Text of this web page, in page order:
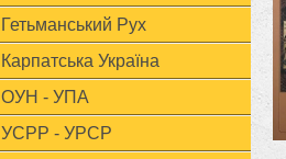
Гетьманський Рух
Карпатська Україна
ОУН - УПА
УСРР - УРСР